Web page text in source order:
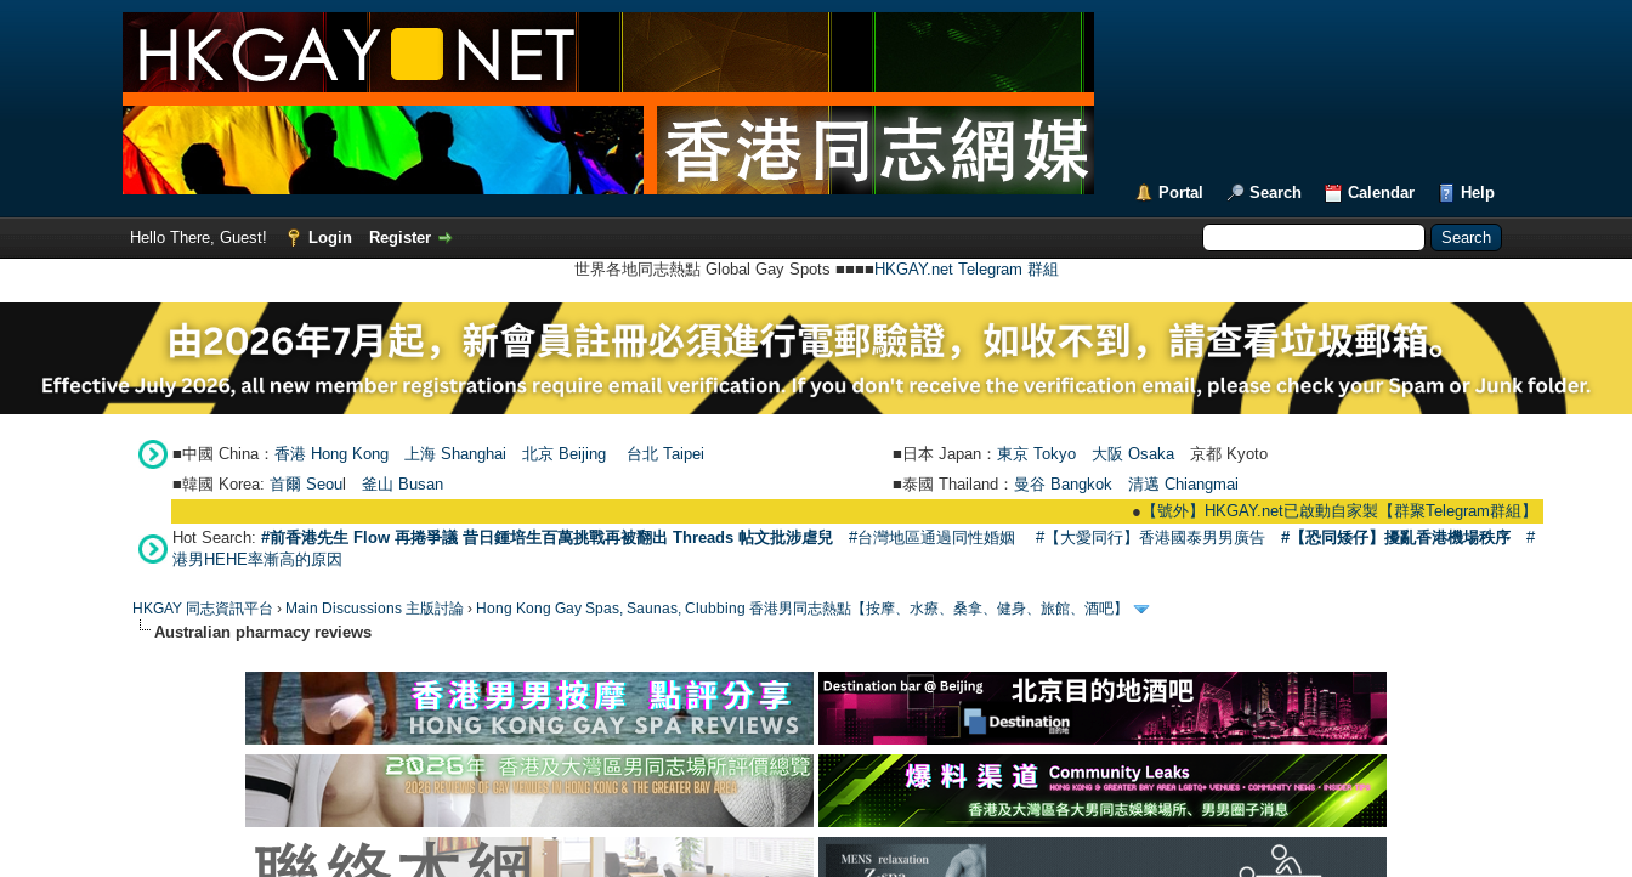
Portal Search Calendar Help
Hello There, Guest! Login
Register
世界各地同志熱點 Global Gay Spots ■■■■ HKGAY.net Telegram 群組
■中國 China： 香港 Hong Kong 上海 Shanghai 北京 Beijing 台北 Taipei ■日本 Japan： 東京 Tokyo 大阪 Osaka 京都 Kyoto
■韓國 Korea: 首爾 Seou 釜山 Busan ■泰國 Thailand： 曼谷 Bangkok
清邁 Chiangmai
【號外】HKGAY.net已啟動自家製【群聚Telegram群組】 HKGAY.net
Hot Search: #前香港先生 Flow 再捲爭議 昔日鍾培生百萬挑戰再被翻出 Threads 帖文批涉虐兒 #台灣地區通過同性婚姻 #【大愛同行】香港國泰男男廣告 #【恐同矮仔】擾亂香港機場秩序
#
港男HEHE率漸高的原因
HKGAY 同志資訊平台 › Main Discussions 主版討論 › Hong Kong Gay Spas, Saunas, Clubbing 香港男同志熱點【按摩、水療、桑拿、健身、旅館、酒吧】
Australian pharmacy reviews